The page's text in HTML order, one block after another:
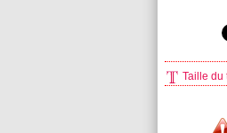
Taille du